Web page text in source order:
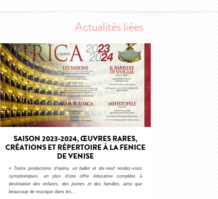
Actualités liées
SAISON 2023-2024, ŒUVRES RARES,
CRÉATIONS ET RÉPERTOIRE À LA FENICE
DE VENISE
« Treize productions d'opéra, un ballet et dix-neuf rendez-vous
symphoniques, en plus d’une offre éducative complète à
destination des enfants, des jeunes et des familles, ainsi que
beaucoup de musique dans les …